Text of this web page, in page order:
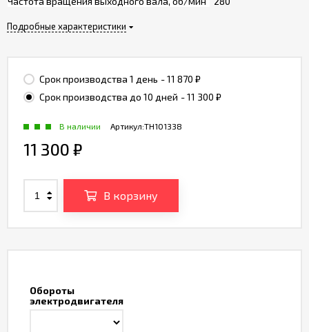
Обороты
электродвигателя
Подробные характеристики
Срок производства 1 день - 11 870 ₽
Срок производства до 10 дней - 11 300 ₽
Артикул:TH101338
В наличии
11 300 ₽
В корзину